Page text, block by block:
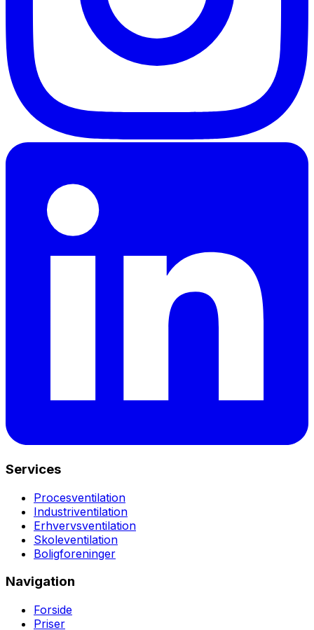
Services
Procesventilation
Industriventilation
Erhvervsventilation
Skoleventilation
Boligforeninger
Navigation
Forside
Priser